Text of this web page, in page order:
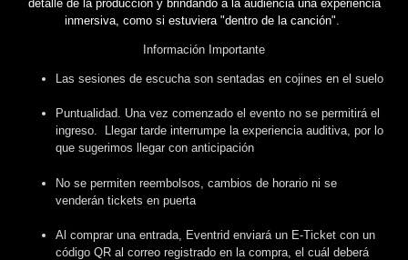
detalle de la producción y brindando a la audiencia una experiencia
inmersiva, como si estuviera "dentro de la canción".
Información Importante
Las sesiones de escucha son sentadas en cojines en el suelo
Puntualidad. Una vez comenzado el evento no se permitirá el
ingreso. Llegar tarde interrumpe la experiencia auditiva, por lo
que sugerimos llegar con anticipación
No se permiten reembolsos, cambios de horario ni se
venderán tickets en puerta
Al comprar una entrada, Eventrid enviará un E-Ticket con un
código QR al correo registrado en la compra, el cuál deberá